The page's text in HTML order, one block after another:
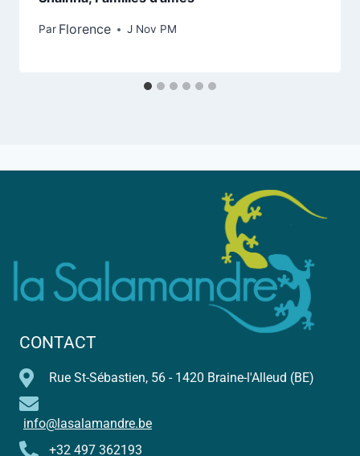
Par Florence J Nov PM
CONTACT
Rue St-Sébastien, 56 - 1420 Braine-l'Alleud (BE)
info@lasalamandre.be
+32 497 362193